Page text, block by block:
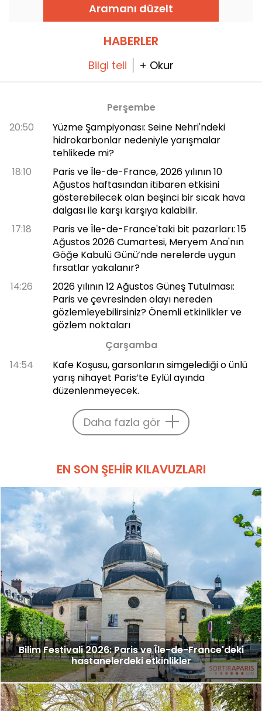
Aramanı düzelt
HABERLER
Bilgi teli + Okur
Perşembe
20:50
Yüzme Şampiyonası: Seine Nehri'ndeki
hidrokarbonlar nedeniyle yarışmalar
tehlikede mi?
18:10
Paris ve Île-de-France, 2026 yılının 10
Ağustos haftasından itibaren etkisini
gösterebilecek olan beşinci bir sıcak hava
dalgası ile karşı karşıya kalabilir.
17:18
Paris ve Île-de-France'taki bit pazarları: 15
Ağustos 2026 Cumartesi, Meryem Ana'nın
Göğe Kabulü Günü’nde nerelerde uygun
fırsatlar yakalanır?
14:26
2026 yılının 12 Ağustos Güneş Tutulması:
Paris ve çevresinden olayı nereden
gözlemleyebilirsiniz? Önemli etkinlikler ve
gözlem noktaları
Çarşamba
14:54
Kafe Koşusu, garsonların simgelediği o ünlü
yarış nihayet Paris’te Eylül ayında
düzenlenmeyecek.
Daha fazla gör
EN SON ŞEHIR KILAVUZLARI
Bilim Festivali 2026: Paris ve Île-de-France'deki
hastanelerdeki etkinlikler